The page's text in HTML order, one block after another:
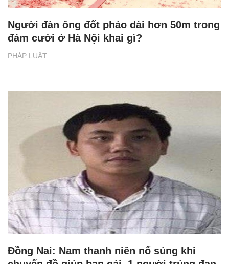
PHÁP LUẬT
Người đàn ông đốt pháo dài hơn 50m trong
đám cưới ở Hà Nội khai gì?
Đồng Nai: Nam thanh niên nổ súng khi